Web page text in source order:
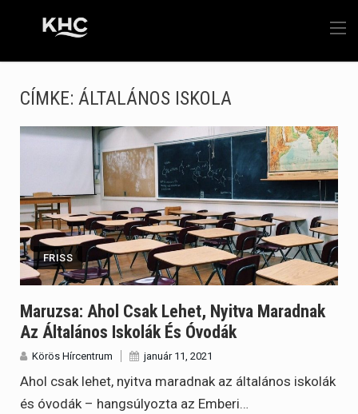
CÍMKE: ÁLTALÁNOS ISKOLA
FRISS
Maruzsa: Ahol Csak Lehet, Nyitva Maradnak
Az Általános Iskolák És Óvodák
Körös Hírcentrum január 11, 2021
Ahol csak lehet, nyitva maradnak az általános iskolák
és óvodák – hangsúlyozta az Emberi…